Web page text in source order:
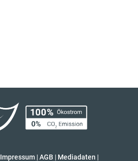
Impressum |AGB | Mediadaten |